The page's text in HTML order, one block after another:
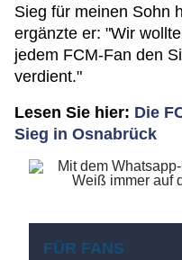
Sieg für meinen Sohn
ergänzte er: "Wir
jedem FCM-Fan den
verdient."
Lesen Sie hier: Die
Sieg in Osnabrück
FÜR FANS